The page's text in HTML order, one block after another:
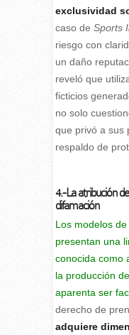
exclusividad
caso de Sports
riesgo con
un daño
reveló que
ficticios
no solo
que privó a sus
respaldo de
4.-La atribución
difamación
Los modelos
presentan una
conocida como
la producción
aparenta ser
derecho de
adquiere